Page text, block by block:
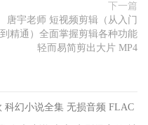
下一篇
唐宇老师 短视频剪辑（从入门
到精通）全面掌握剪辑各种功能
轻而易简剪出大片 MP4
科幻小说全集 无损音频 FLAC